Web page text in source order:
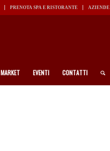
PRENOTA SPA E RISTORANTE AZIENDE
MARKET EVENTI CONTATTI